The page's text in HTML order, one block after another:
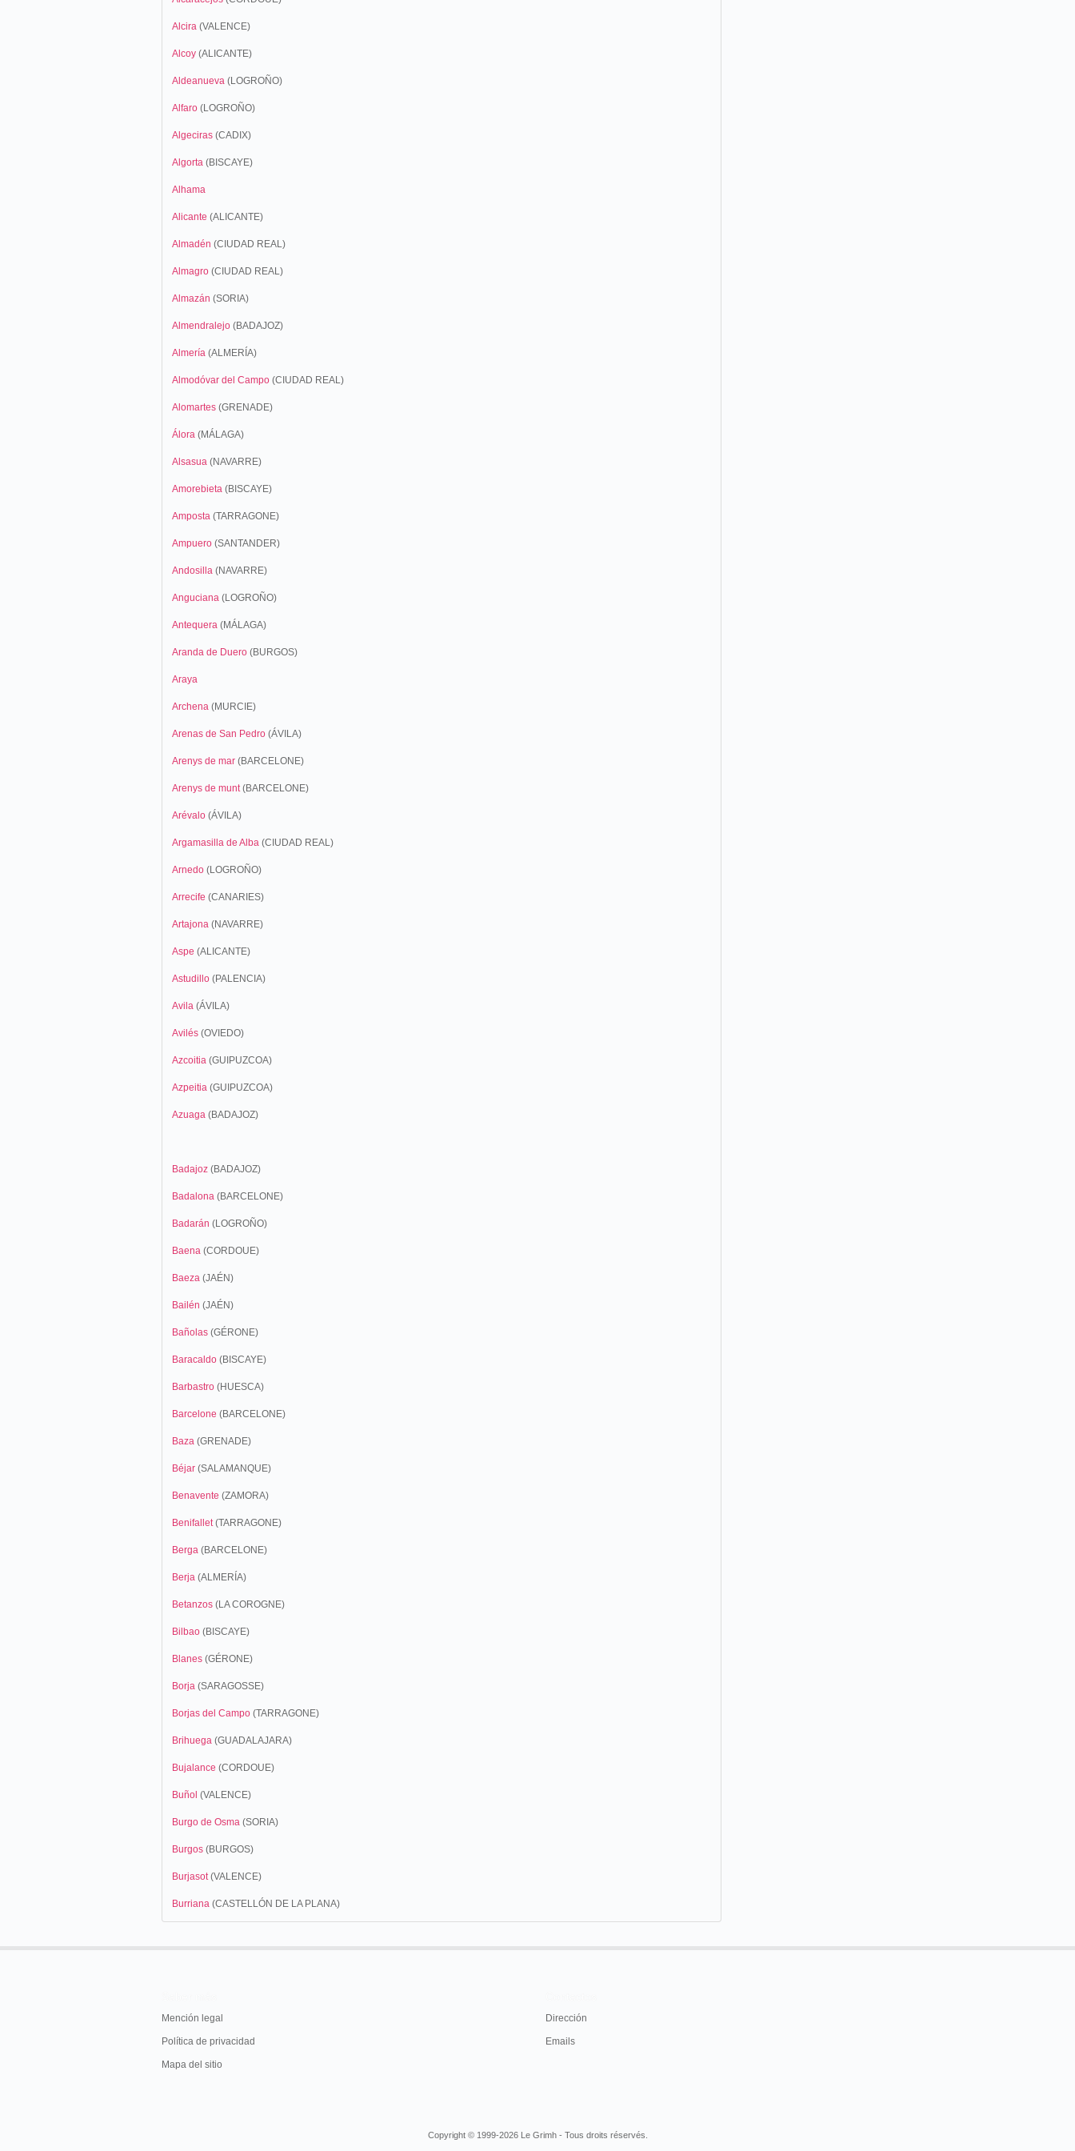
Alcira (VALENCE)
Alcoy (ALICANTE)
Aldeanueva (LOGROÑO)
Alfaro (LOGROÑO)
Algeciras (CADIX)
Algorta (BISCAYE)
Alhama
Alicante (ALICANTE)
Almadén (CIUDAD REAL)
Almagro (CIUDAD REAL)
Almazán (SORIA)
Almendralejo (BADAJOZ)
Almería (ALMERÍA)
Almodóvar del Campo (CIUDAD REAL)
Alomartes (GRENADE)
Álora (MÁLAGA)
Alsasua (NAVARRE)
Amorebieta (BISCAYE)
Amposta (TARRAGONE)
Ampuero (SANTANDER)
Andosilla (NAVARRE)
Anguciana (LOGROÑO)
Antequera (MÁLAGA)
Aranda de Duero (BURGOS)
Araya
Archena (MURCIE)
Arenas de San Pedro (ÁVILA)
Arenys de mar (BARCELONE)
Arenys de munt(BARCELONE)
Arévalo (ÁVILA)
Argamasilla de Alba (CIUDAD REAL)
Arnedo (LOGROÑO)
Arrecife (CANARIES)
Artajona (NAVARRE)
Aspe (ALICANTE)
Astudillo (PALENCIA)
Avila (ÁVILA)
Avilés (OVIEDO)
Azcoitia (GUIPUZCOA)
Azpeitia (GUIPUZCOA)
Azuaga (BADAJOZ)
Badajoz (BADAJOZ)
Badalona (BARCELONE)
Badarán (LOGROÑO)
Baena (CORDOUE)
Baeza (JAÉN)
Bailén (JAÉN)
Bañolas (GÉRONE)
Baracaldo (BISCAYE)
Barbastro (HUESCA)
Barcelone (BARCELONE)
Baza (GRENADE)
Béjar (SALAMANQUE)
Benavente (ZAMORA)
Benifallet(TARRAGONE)
Berga (BARCELONE)
Berja (ALMERÍA)
Betanzos (LA COROGNE)
Bilbao (BISCAYE)
Blanes (GÉRONE)
Borja (SARAGOSSE)
Borjas del Campo (TARRAGONE)
Brihuega (GUADALAJARA)
Bujalance (CORDOUE)
Buñol (VALENCE)
Burgo de Osma (SORIA)
Burgos (BURGOS)
Burjasot(VALENCE)
Burriana (CASTELLÓN DE LA PLANA)
Mención legal
Política de privacidad
Mapa del sitio
Dirección
Emails
Copyright © 1999-2026 Le Grimh - Tous droits réservés.